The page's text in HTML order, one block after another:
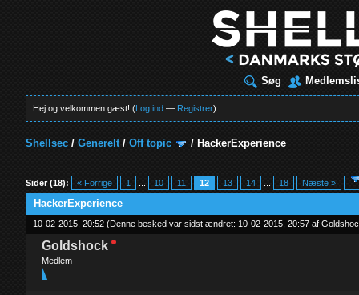
Søg
Hej og velkommen gæst! (Log ind — Registrer)
Shellsec /Generelt/Off topic / HackerExperience
Sider (18): « Forrige 1 10 11 12 13 14 18 Næste »
HackerExperience
10-02-2015, 20:52(Denne besked var sidst ændret: 10-02-2015, 20:57 af
Goldshock
Medlem